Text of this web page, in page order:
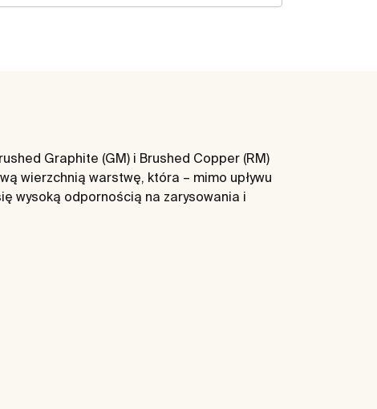
Graphite (GM) i Brushed Copper (RM)
wierzchnią warstwę, która – mimo upływu
wysoką odpornością na zarysowania i